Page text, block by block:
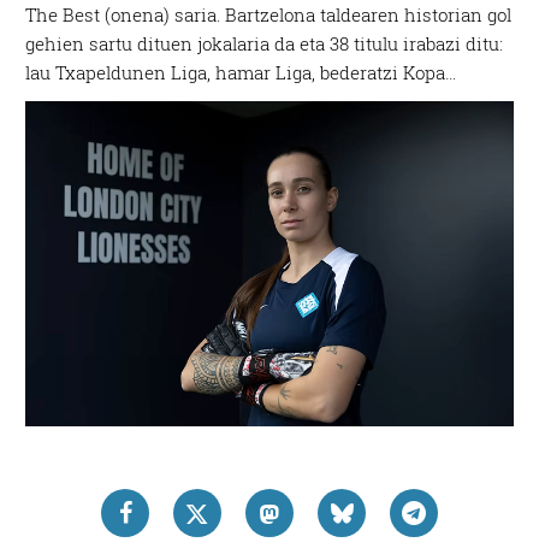
The Best (onena) saria. Bartzelona taldearen historian gol
gehien sartu dituen jokalaria da eta 38 titulu irabazi ditu:
lau Txapeldunen Liga, hamar Liga, bederatzi Kopa…